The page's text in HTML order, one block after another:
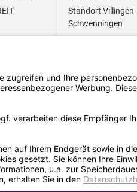
Standort Villingen-
Schwenningen